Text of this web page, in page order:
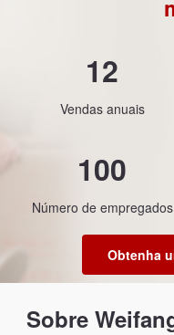
12
Vendas anuais
100
Número de empregados
Obtenha
Sobre